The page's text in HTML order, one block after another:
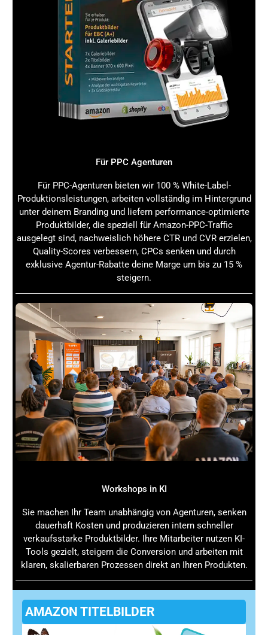
Für PPC Agenturen
Für PPC-Agenturen bieten wir 100 % White-Label-
Produktionsleistungen, arbeiten vollständig im Hintergrund
unter deinem Branding und liefern performance-optimierte
Produktbilder, die speziell für Amazon-PPC-Traffic
ausgelegt sind, nachweislich höhere CTR und CVR erzielen,
Quality-Scores verbessern, CPCs senken und durch
exklusive Agentur-Rabatte deine Marge um bis zu 15 %
steigern.
Workshops in KI
Sie machen Ihr Team unabhängig von Agenturen, senken
dauerhaft Kosten und produzieren intern schneller
verkaufsstarke Produktbilder. Ihre Mitarbeiter nutzen KI-
Tools gezielt, steigern die Conversion und arbeiten mit
klaren, skalierbaren Prozessen direkt an Ihren Produkten.
AMAZON TITELBILDER